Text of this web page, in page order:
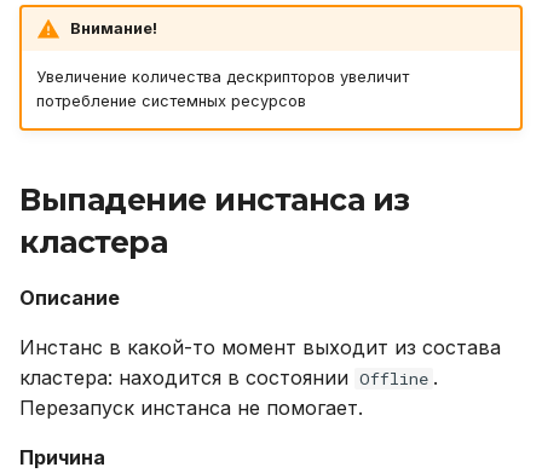
Внимание!
Увеличение количества дескрипторов увеличит
потребление системных ресурсов
Выпадение инстанса из
кластера
Описание
Инстанс в какой-то момент выходит из состава
кластера: находится в состоянии Offline .
Перезапуск инстанса не помогает.
Причина